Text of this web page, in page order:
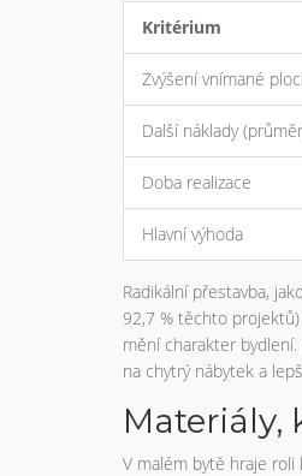
Kritérium
Zvýšení vnímané
Další náklady
Doba realizace
Hlavní výhoda
Radikální přestavba,
92,7 % těchto
mění charakter
na chytrý nábytek a
Materiály,
V malém bytě hraje roli